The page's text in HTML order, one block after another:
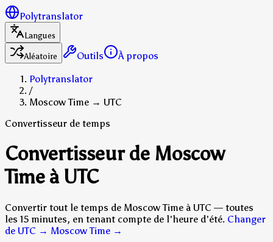
Polytranslator
Langues
Aléatoire
Outils
À propos
Polytranslator
/
Moscow Time → UTC
Convertisseur de temps
Convertisseur de Moscow
Time à UTC
Convertir tout le temps de Moscow Time à UTC — toutes
les 15 minutes, en tenant compte de l'heure d'été. Changer
de UTC → Moscow Time →